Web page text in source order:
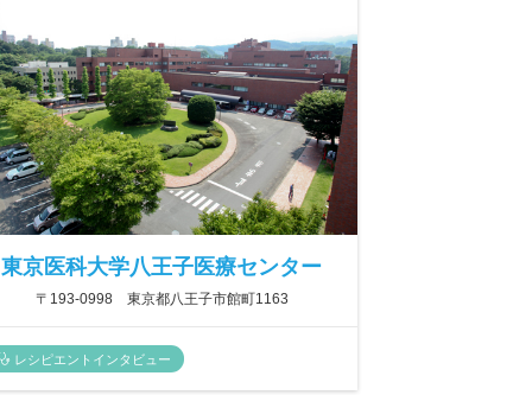
東京医科大学八王子医療センター
〒193-0998 東京都八王子市館町1163
レシピエントインタビュー